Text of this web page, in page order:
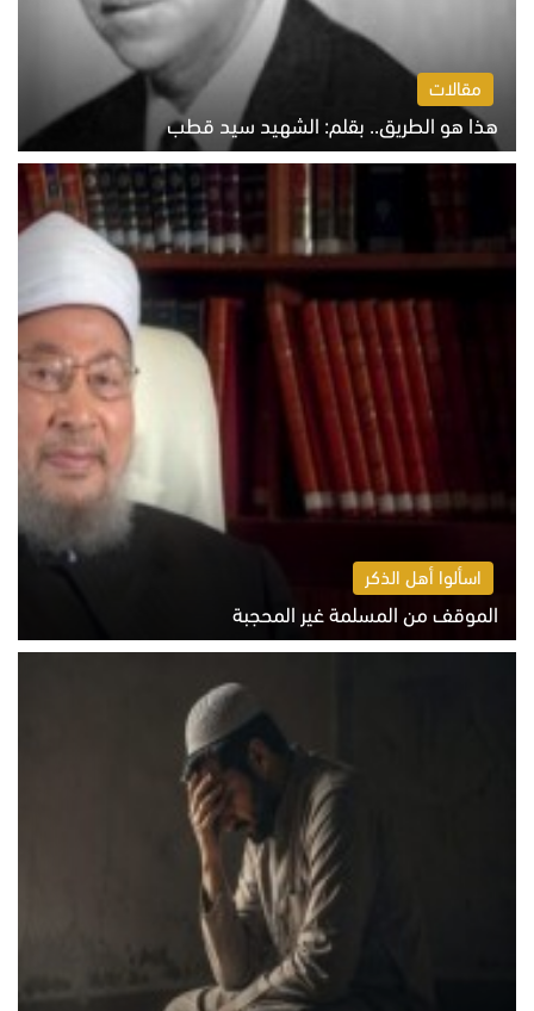
مقالات
هذا هو الطريق.. بقلم: الشهيد سيد قطب
الخميس 6 أغسطس 2026 10:52 ص
اسألوا أهل الذكر
الموقف من المسلمة غير المحجبة
الخميس 6 أغسطس 2026 10:45 ص